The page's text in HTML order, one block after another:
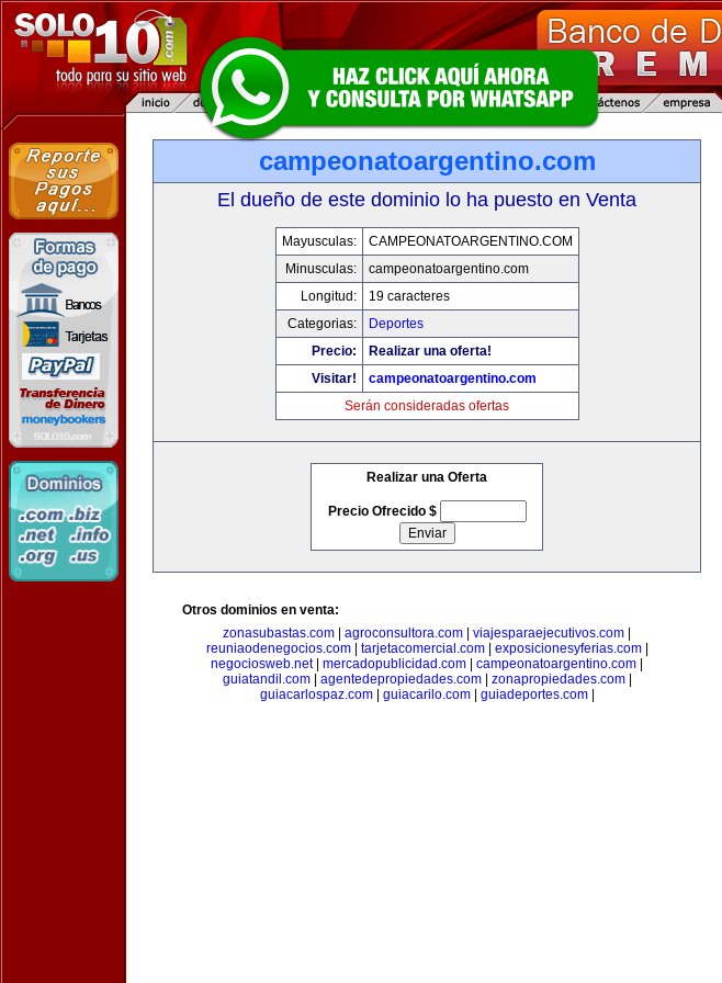
campeonatoargentino.com
El dueño de este dominio lo ha puesto en Venta
Mayusculas:
CAMPEONATOARGENTINO.COM
Minusculas:
campeonatoargentino.com
Longitud:
19 caracteres
Categorias:
Deportes
Precio:
Realizar una oferta!
Visitar!
campeonatoargentino.com
Serán consideradas ofertas
Realizar una Oferta
Precio Ofrecido $
Otros dominios en venta:
zonasubastas.com
agroconsultora.com viajesparaejecutivos.com
reuniaodenegocios.com| tarjetacomercial.com| exposicionesyferias.com|
negociosweb.net| mercadopublicidad.com campeonatoargentino.com
guiatandil.com| agentedepropiedades.com| zonapropiedades.com|
guiacarlospaz.com| guiacarilo.com| guiadeportes.com|